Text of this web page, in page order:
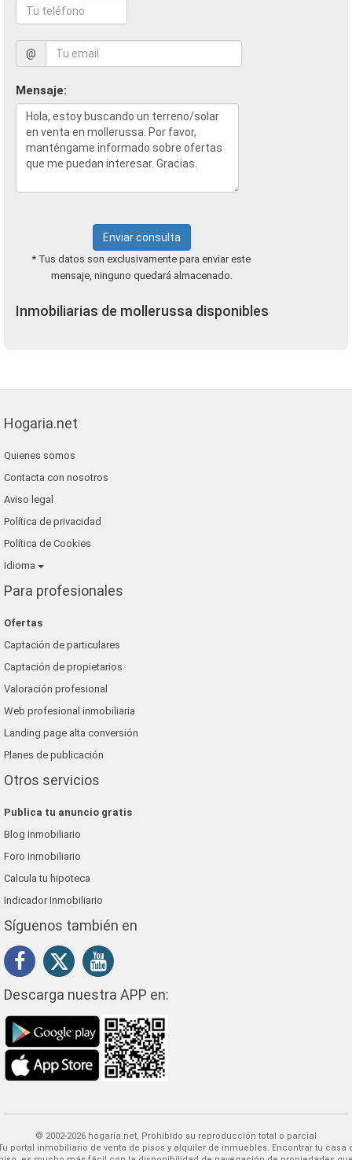
@
Mensaje:
Enviar consulta
* Tus datos son exclusivamente para enviar este
mensaje, ninguno quedará almacenado.
Inmobiliarias de mollerussa disponibles
Hogaria.net
Quienes somos
Contacta con nosotros
Aviso legal
Política de privacidad
Política de Cookies
Idioma
Para profesionales
Ofertas
Captación de particulares
Captación de propietarios
Valoración profesional
Web profesional inmobiliaria
Landing page alta conversión
Planes de publicación
Otros servicios
Publica tu anuncio gratis
Blog inmobiliario
Foro inmobiliario
Calcula tu hipoteca
Indicador Inmobiliario
Síguenos también en
Descarga nuestra APP en:
© 2002-2026 hogaria.net, Prohibido su reproducción total o parcial
Encontrar tu casa o